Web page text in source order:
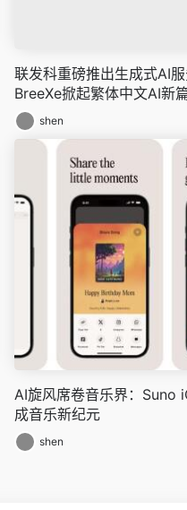
联发科重磅推出生成式AI
BreeXe掀起繁体中文AI新
shen
AI旋风席卷音乐界：Suno
成音乐新纪元
shen